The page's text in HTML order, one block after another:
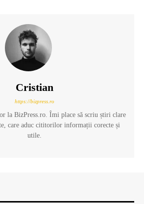
Cristian
https://bizpress.ro
la BizPress.ro. Îmi place să scriu știri clare
care aduc cititorilor informații corecte și
utile.